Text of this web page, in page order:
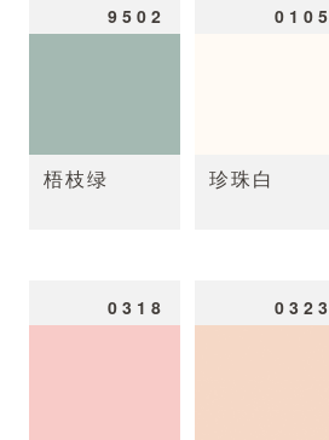
9502
梧枝绿
0105
珍珠白
0318 0323